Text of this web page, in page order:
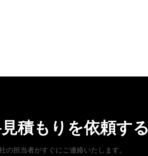
積もりを依頼する
の担当者がすぐにご連絡いたします。